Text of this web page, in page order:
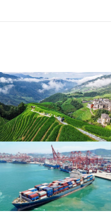
期出游 乐享美好时光